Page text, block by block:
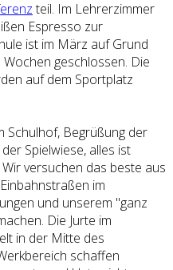
teil. Im Lehrerzimmer
Espresso zur
ist im März auf Grund
geschlossen. Die
auf dem Sportplatz
Schulhof, Begrüßung der
Spielwiese, alles ist
versuchen das beste aus
im
und unserem "ganz
Die Jurte im
in der Mitte des
schaffen